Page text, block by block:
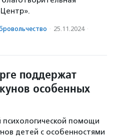
· 25.11.2024 ·
поддержат
особенных
помощи
детей с особенностями